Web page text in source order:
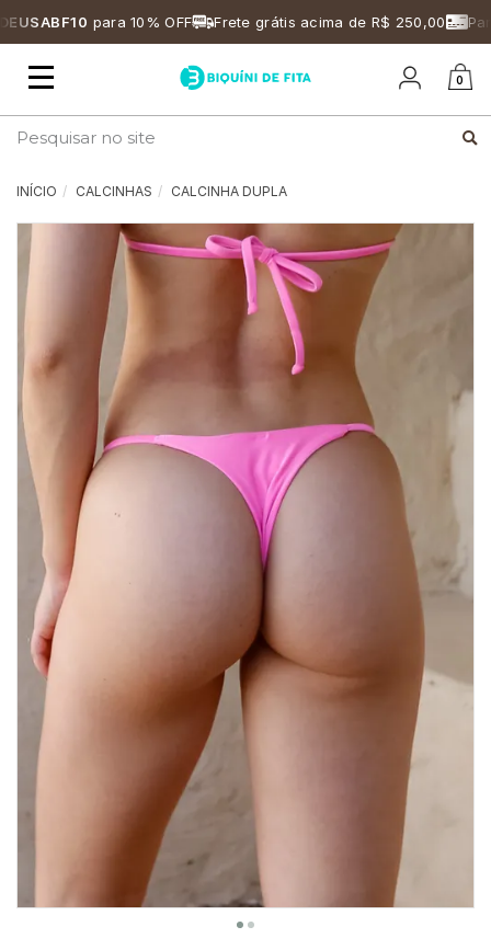
para 10% OFF Frete grátis acima de R$ 250,00
Mudar
0
INÍCIO CALCINHAS CALCINHA DUPLA